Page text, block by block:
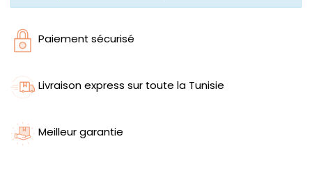
Paiement sécurisé
Livraison express sur toute la Tunisie
Meilleur garantie